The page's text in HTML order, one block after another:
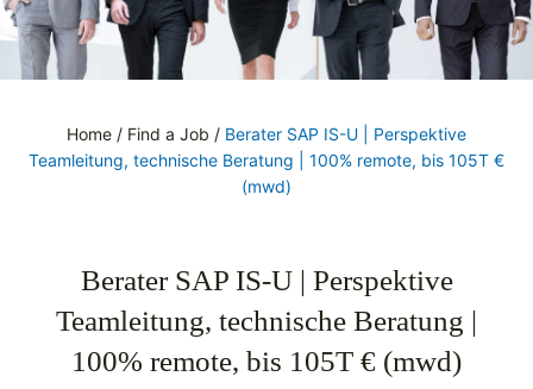
Home / Find a Job / Berater SAP IS-U | Perspektive
Teamleitung, technische Beratung | 100% remote, bis 105T €
(mwd)
Berater SAP IS-U | Perspektive
Teamleitung, technische Beratung |
100% remote, bis 105T € (mwd)